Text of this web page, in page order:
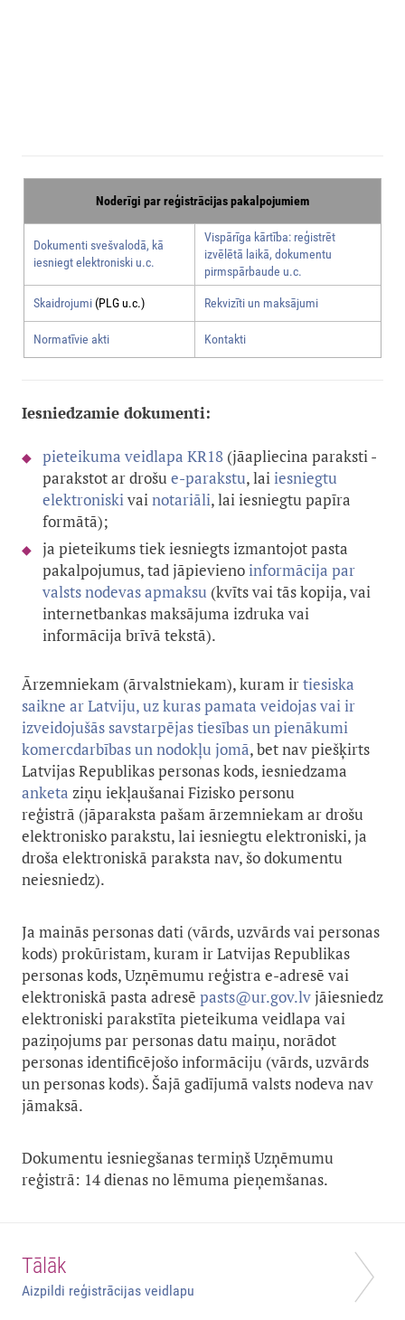
Noderīgi par reģistrācijas pakalpojumiem
Dokumenti svešvalodā, kā
iesniegt elektroniski u.c.
Vispārīga kārtība: reģistrēt
izvēlētā laikā, dokumentu
pirmspārbaude u.c.
Skaidrojumi(PLG u.c.) Rekvizīti un maksājumi
Normatīvie akti Kontakti
Iesniedzamie dokumenti:
pieteikuma veidlapa KR18 (jāapliecina paraksti -
parakstot ar drošue-parakstu, laiiesniegtu
elektroniskivainotariāli, lai iesniegtu papīra
formātā);
ja pieteikums tiek iesniegts izmantojot pasta
pakalpojumus, tad jāpievienoinformācija par
valsts nodevas apmaksu (kvīts vai tās kopija, vai
internetbankas maksājuma izdruka vai
informācija brīvā tekstā).
Ārzemniekam (ārvalstniekam), kuram irtiesiska
saikne ar Latviju, uz kuras pamata veidojas vai ir
izveidojušās savstarpējas tiesības un pienākumi
komercdarbības un nodokļu jomā, bet nav piešķirts
Latvijas Republikas personas kods, iesniedzama
anketa ziņu iekļaušanai Fizisko personu
reģistrā (jāparaksta pašam ārzemniekam ar drošu
elektronisko parakstu, lai iesniegtu elektroniski, ja
droša elektroniskā paraksta nav, šo dokumentu
neiesniedz).
Ja mainās personas dati (vārds, uzvārds vai personas
kods) prokūristam, kuram ir Latvijas Republikas
personas kods, Uzņēmumu reģistra e-adresē vai
elektroniskā pasta adresē pasts@ur.gov.lvjāiesniedz
elektroniski parakstīta pieteikuma veidlapa vai
paziņojums par personas datu maiņu, norādot
personas identificējošo informāciju (vārds, uzvārds
un personas kods). Šajā gadījumā valsts nodeva nav
jāmaksā.
Dokumentu iesniegšanas termiņš Uzņēmumu
reģistrā: 14 dienas no lēmuma pieņemšanas.
Tālāk
Aizpildi reģistrācijas veidlapu